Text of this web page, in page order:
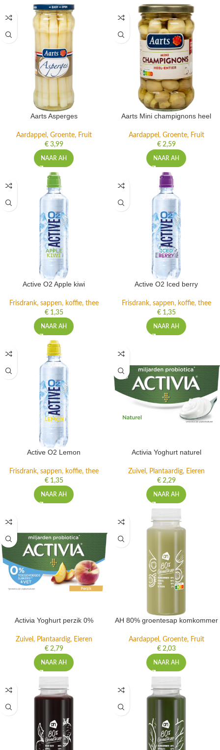
Aarts Asperges
Aardappel, Groente, Fruit
€3,99
NAAR AH
Aarts Mini champignons heel
Aardappel, Groente, Fruit
€2,59
NAAR AH
Active O2 Apple kiwi
Frisdrank, sappen, koffie, thee
€1,35
NAAR AH
Active O2 Iced berry
Frisdrank, sappen, koffie, thee
€1,35
NAAR AH
Active O2 Lemon
Frisdrank, sappen, koffie, thee
€1,35
NAAR AH
Activia Yoghurt naturel
Zuivel, Plantaardig, Eieren
€2,29
NAAR AH
Activia Yoghurt perzik 0%
Zuivel, Plantaardig, Eieren
€2,79
NAAR AH
AH 80% groentesap komkommer
Aardappel, Groente, Fruit
€2,03
NAAR AH